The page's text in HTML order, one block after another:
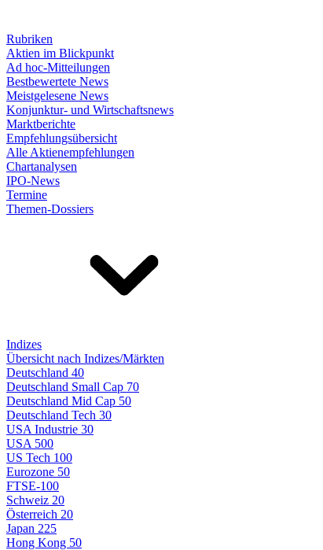
Rubriken
Aktien im Blickpunkt
Ad hoc-Mitteilungen
Bestbewertete News
Meistgelesene News
Konjunktur- und Wirtschaftsnews
Marktberichte
Empfehlungsübersicht
Alle Aktienempfehlungen
Chartanalysen
IPO-News
Termine
Themen-Dossiers
Indizes
Übersicht nach Indizes/Märkten
Deutschland 40
Deutschland Small Cap 70
Deutschland Mid Cap 50
Deutschland Tech 30
USA Industrie 30
USA 500
US Tech 100
Eurozone 50
FTSE-100
Schweiz 20
Österreich 20
Japan 225
Hong Kong 50